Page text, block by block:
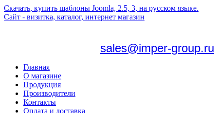
Скачать, купить шаблоны Joomla, 2.5, 3, на русском языке.
Сайт - визитка, каталог, интернет магазин
sales@imper-group.ru
Главная
О магазине
Продукция
Производители
Контакты
Оплата и доставка